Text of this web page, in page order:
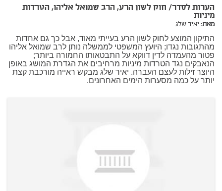
הערות לסדר/ חוק לשון הרע, הרב שמואל אליהו, הטרדות
מיניות
מאת:יאיר שלג
התיקון המוצע לחוק לשון הרע בעייתי מאוד, אבל כך גם אחדות
מהתגובות נגדו; היועץ המשפטי לממשלה נותן לרב שמואל אליהו
פטור מהעמדה לדין דווקא על התבטאותו החמורה ביותר;
הנאבקים נגד הטרדות מיניות מרחיבים את הגדרת המושג באופן
היוצר זילות לעצם העברה. יאיר שלג מבקש ראייה מורכבת קצת
יותר על כמה מסערות הימים האחרונים.